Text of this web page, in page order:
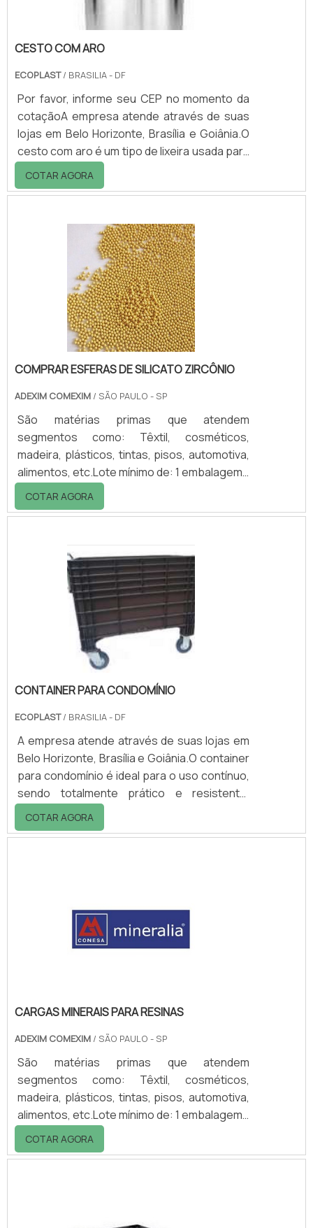
CESTO COM ARO
ECOPLAST/ BRASILIA - DF
Por favor, informe seu CEP no momento da
cotaçãoA empresa atende através de suas
lojas em Belo Horizonte, Brasília e Goiânia.O
cesto com aro é um tipo de lixeira usada para
a coleta de resíduos secos. O descarte é
prático e o aro pode ser usado como
ausência de tampa, não é indicada para
resíduos orgânicos, que causam mal cheiro e
atraem insetos.O equipamento pode ser
fabricado com um tipo material ou dois, neste
último caso, sendo o cesto e aro em
materiais.
COTAR AGORA
COMPRAR ESFERAS DE SILICATO ZIRCÔNIO
ADEXIM COMEXIM / SÃO PAULO - SP
São matérias primas que atendem
segmentos como: Têxtil, cosméticos,
madeira, plásticos, tintas, pisos, automotiva,
alimentos, etc.Lote mínimo de: 1 embalagem -
20kgAo comprar esferas de silicato zircônio,
o cliente espera receber o melhor produto
técnica e com utilização em vários
segmentos da indústria no mundo.As
esferas de silicato de zircônio são utilizadas
em uma grande variedade de aplicações
como esferas de moagem.
COTAR AGORA
CONTAINER PARA CONDOMÍNIO
ECOPLAST/ BRASILIA - DF
A empresa atende através de suas lojas em
Belo Horizonte, Brasília e Goiânia.O container
para condomínio é ideal para o uso contínuo,
sendo totalmente prático e resistente.
Fabricado em polietileno de alta densidade, e
com aditivado contra ação dos raios UV,
será colocado. A principal função desse
equipamento é armazenar resíduos orgânic.
COTAR AGORA
CARGAS MINERAIS PARA RESINAS
ADEXIM COMEXIM / SÃO PAULO - SP
São matérias primas que atendem
segmentos como: Têxtil, cosméticos,
madeira, plásticos, tintas, pisos, automotiva,
alimentos, etc.Lote mínimo de: 1 embalagem -
20kgCargas para resinas Mineralia GironaO
Sulfato de Bário é um mineral funcional, inerte
COTAR AGORA